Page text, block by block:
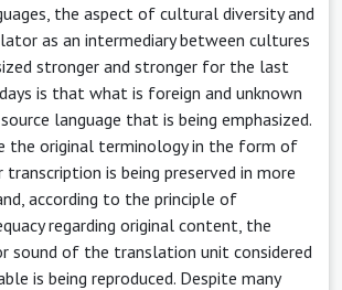
the aspect of cultural diversity and
as an intermediary between cultures
stronger and stronger for the last
is that what is foreign and unknown
language that is being emphasized.
the original terminology in the form of
is being preserved in more
according to the principle of
regarding original content, the
sound of the translation unit considered
is being reproduced. Despite many